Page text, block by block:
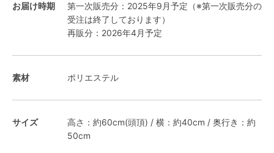
お届け時期
第一次販売分：2025年9月予定（※第一次販売分の
受注は終了しております）
再販分：2026年4月予定
素材 ポリエステル
サイズ
高さ：約60cm(頭頂) / 横：約40cm / 奥行き：約
50cm